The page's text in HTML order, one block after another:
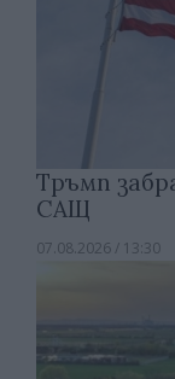
Тръмп
САЩ
07.08.2026 / 13:30